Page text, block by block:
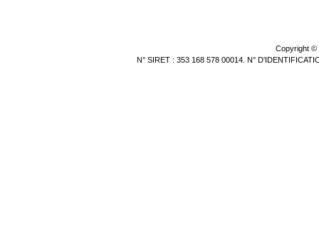
Copyright ©
N° SIRET : 353 168 578 00014. N°